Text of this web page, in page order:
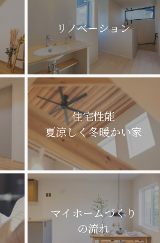
リノベーション
住宅性能
夏涼しく冬暖かい家
マイホームづくり
の流れ